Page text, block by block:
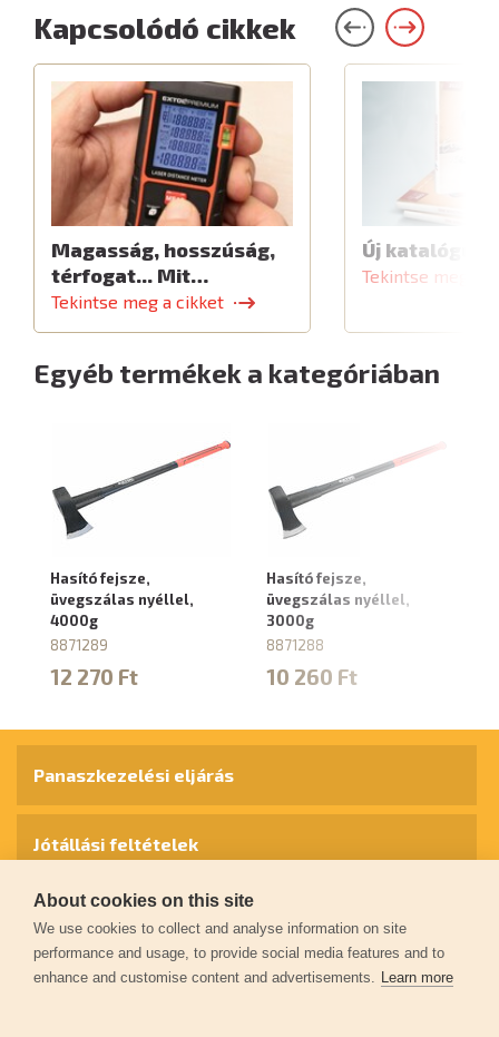
Kapcsolódó cikkek
Magasság, hosszúság,
térfogat... Mit…
Tekintse meg a cikket
Új katalógus
Tekintse meg a
Egyéb termékek a kategóriában
Hasító fejsze,
üvegszálas nyéllel,
4000g
8871289
12 270 Ft
Hasító fejsze,
üvegszálas nyéllel,
3000g
8871288
10 260 Ft
Panaszkezelési eljárás
Jótállási feltételek
Személyes adatok védelme
Kapcsolat
About cookies on this site
We use cookies to collect and analyse information on site
performance and usage, to provide social media features and to
enhance and customise content and advertisements. Learn more